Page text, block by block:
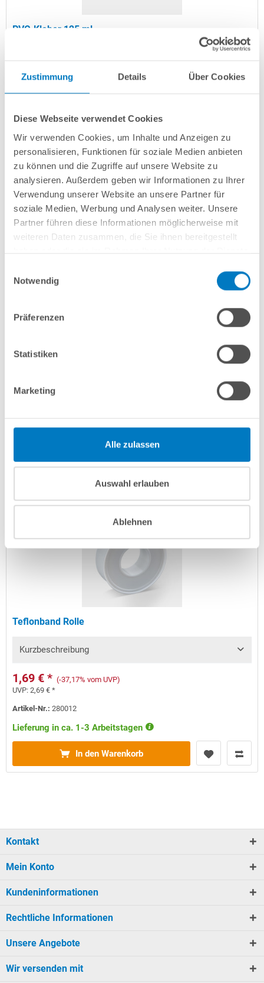
Zustimmung Details Über Cookies
Diese Webseite verwendet Cookies
Wir verwenden Cookies, um Inhalte und Anzeigen zu
personalisieren, Funktionen für soziale Medien anbieten
zu können und die Zugriffe auf unsere Website zu
analysieren. Außerdem geben wir Informationen zu Ihrer
Verwendung unserer Website an unsere Partner für
soziale Medien, Werbung und Analysen weiter. Unsere
Partner führen diese Informationen möglicherweise mit
weiteren Daten zusammen, die Sie ihnen bereitgestellt
Notwendig
Präferenzen
Statistiken
Marketing
Alle zulassen
Auswahl erlauben
Ablehnen
PVC-Kleber 125 ml
Lieferung in ca. 1-3 Arbeitstagen
In den Warenkorb
Kurzbeschreibung
UVP:15,99 € *
Lieferung in ca. 1-3 Arbeitstagen
In den Warenkorb
Teflonband Rolle
Kurzbeschreibung
1,69 € * (-37,17% vom UVP)
UVP:2,69 € *
Artikel-Nr.:280012
Lieferung in ca. 1-3 Arbeitstagen
In den Warenkorb
Kontakt
Mein Konto
Kundeninformationen
Rechtliche Informationen
Unsere Angebote
Wir versenden mit